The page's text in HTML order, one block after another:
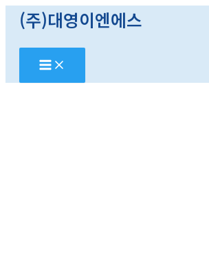
건
(주)대영이엔에스